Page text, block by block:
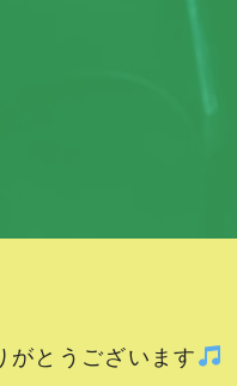
がとうございます